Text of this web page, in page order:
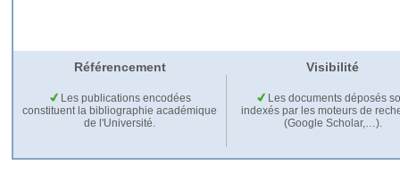
Référencement Visibilité
Les publications encodées
constituent la bibliographie académique
de l'Université.
Les documents déposés
indexés par les moteurs de
(Google Scholar,…).